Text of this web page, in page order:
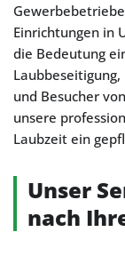
Einrichtungen in
die Bedeutung
und Besucher
unsere
Laubzeit ein
Unser
nach